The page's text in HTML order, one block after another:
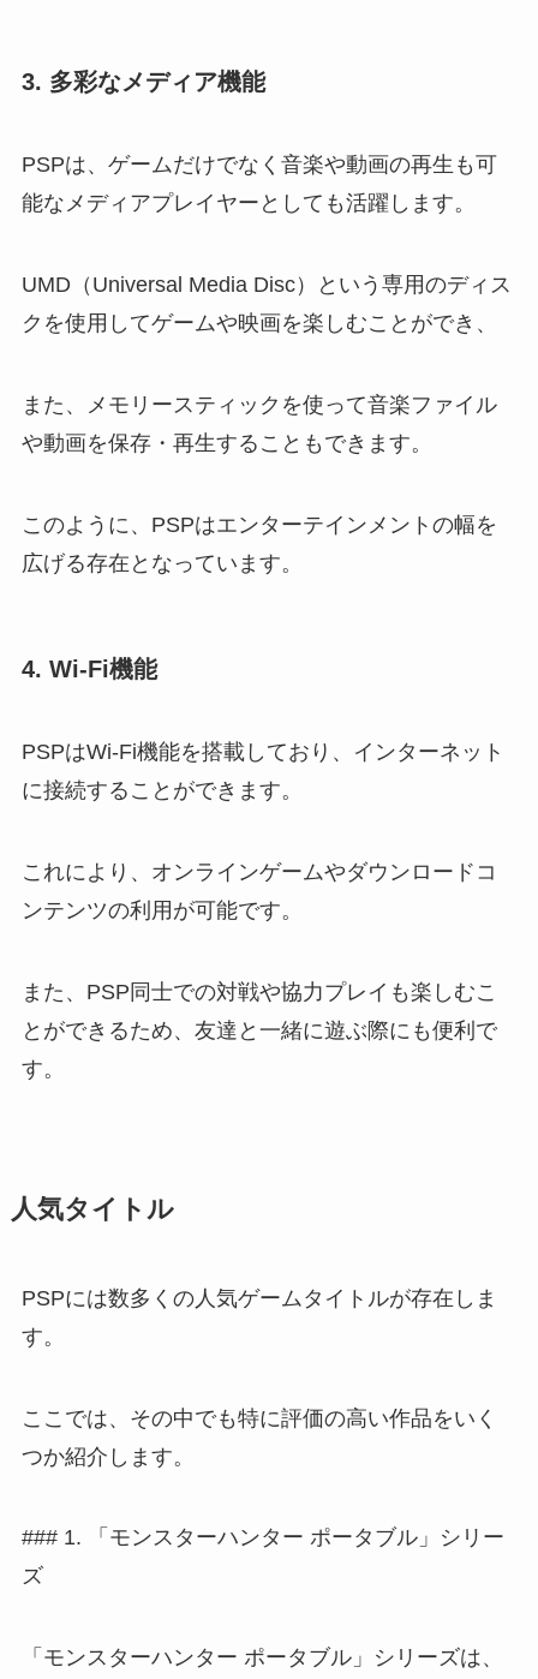
3. 多彩なメディア機能
PSPは、ゲームだけでなく音楽や動画の再生も可
能なメディアプレイヤーとしても活躍します。
UMD（Universal Media Disc）という専用のディス
クを使用してゲームや映画を楽しむことができ、
また、メモリースティックを使って音楽ファイル
や動画を保存・再生することもできます。
このように、PSPはエンターテインメントの幅を
広げる存在となっています。
4. Wi-Fi機能
PSPはWi-Fi機能を搭載しており、インターネット
に接続することができます。
これにより、オンラインゲームやダウンロードコ
ンテンツの利用が可能です。
また、PSP同士での対戦や協力プレイも楽しむこ
とができるため、友達と一緒に遊ぶ際にも便利で
す。
人気タイトル
PSPには数多くの人気ゲームタイトルが存在しま
す。
ここでは、その中でも特に評価の高い作品をいく
つか紹介します。
### 1. 「モンスターハンター ポータブル」シリー
ズ
「モンスターハンター ポータブル」シリーズは、